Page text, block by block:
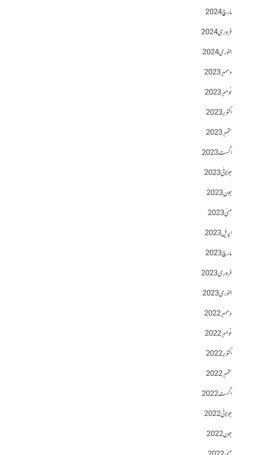
مارچ 2024
فروری 2024
جنوری 2024
دسمبر 2023
نومبر 2023
اکتوبر 2023
ستمبر 2023
اگست 2023
جولائی 2023
جون 2023
مئی 2023
اپریل 2023
مارچ 2023
فروری 2023
جنوری 2023
دسمبر 2022
نومبر 2022
اکتوبر 2022
ستمبر 2022
اگست 2022
جولائی 2022
جون 2022